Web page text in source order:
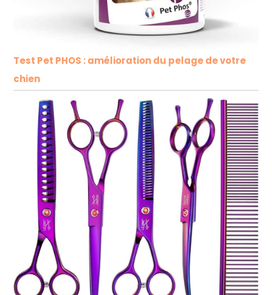
Test Pet PHOS : amélioration du pelage de votre
chien